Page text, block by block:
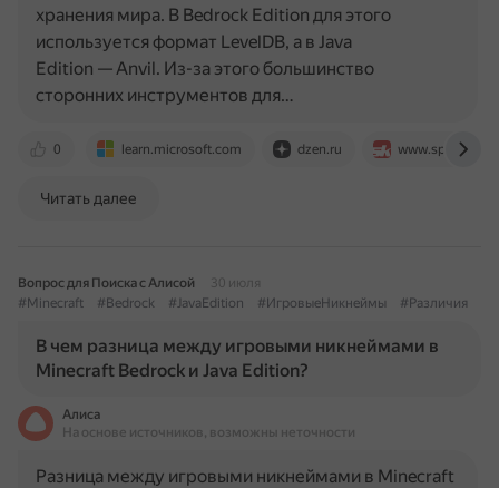
0 learn.microsoft.com dzen.ru
хранения мира. В Bedrock Edition для этого
используется формат LevelDB, а в Java
Edition — Anvil. Из-за этого большинство
сторонних инструментов для…
Читать далее
Вопрос для Поиска с Алисой
30 июля
#Minecraft
#Bedrock #JavaEdition #ИгровыеНикнеймы #Различия
В чем разница между игровыми никнеймами в
Minecraft Bedrock и Java Edition?
Алиса
На основе источников, возможны неточности
Разница между игровыми никнеймами в Minecraft